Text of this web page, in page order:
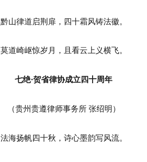
黔山律道启荆扉，四十霜风铸法徽。
莫道崎岖惊岁月，且看云上义横飞。
七绝·贺省律协成立四十周年
（贵州贵遵律师事务所 张绍明）
法海扬帆四十秋，诗心墨韵写风流。